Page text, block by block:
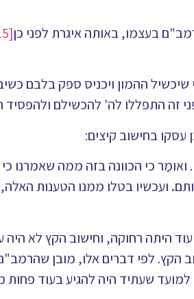
בעצמו, באותה איגרת לפני כן[15]
ההמון ויכניס ספק בלבם
זה התפללו לה' להכשילם ולהפסיד
בחישוב קיצים:
כי הכוונה בזה ממה שאמרנו
. ועכשיו בטלו ממנו הטענות
היתה רחוקה, וחישוב הקץ לא היה
הקץ. לפי דברים אלו, מובן
שעתיד היה להגיע בעוד פחות